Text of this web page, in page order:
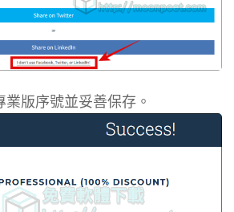
版序號並妥善保存。